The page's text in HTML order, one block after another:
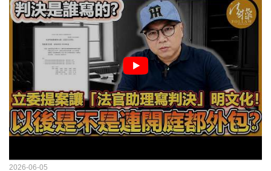
2026-06-05